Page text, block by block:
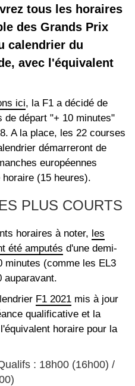
tous les horaires
des Grands Prix
calendrier du
avec l'équivalent
ici, la F1 a décidé de
de départ "+ 10 minutes"
A la place, les 22 courses
démarreront de
européennes
(15 heures).
PLUS COURTS
horaires à noter, les
été amputés d'une demi-
minutes (comme les EL3
auparavant.
F1 2021 mis à jour
qualificative et la
horaire pour la
: 18h00 (16h00) /